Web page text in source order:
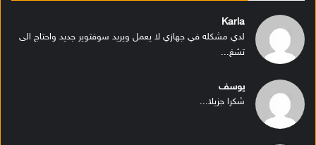
Karla
لدي مشكله في جهازي لا يعمل ويريد سوفتوير جديد واحتاج الى
تشغ...
يوسف
شكرا جزيلا...